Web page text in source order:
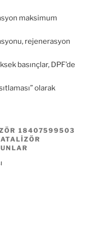
maksimum
rejenerasyon
basınçlar, DPF’de
olarak
18407599503